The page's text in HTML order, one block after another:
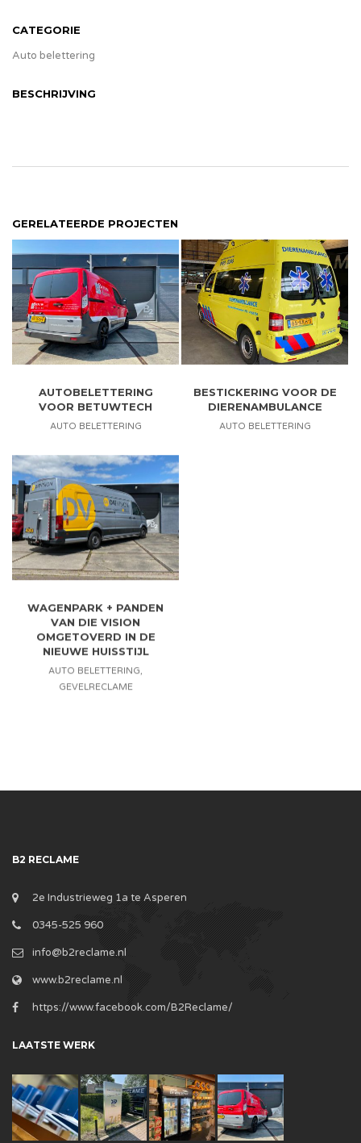
CATEGORIE
Auto belettering
BESCHRIJVING
GERELATEERDE PROJECTEN
AUTOBELETTERING
VOOR BETUWTECH
AUTO BELETTERING
BESTICKERING VOOR DE
DIERENAMBULANCE
AUTO BELETTERING
WAGENPARK + PANDEN
VAN DIE VISION
OMGETOVERD IN DE
NIEUWE HUISSTIJL
AUTO BELETTERING,
GEVELRECLAME
B2 RECLAME
2e Industrieweg 1a te Asperen
0345-525 960
info@b2reclame.nl
www.b2reclame.nl
https://www.facebook.com/B2Reclame/
LAATSTE WERK